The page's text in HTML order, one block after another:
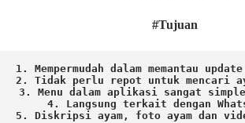
#Tujuan
1. Mempermudah dalam memantau
2. Tidak perlu repot untuk mencari
3. Menu dalam aplikasi sangat
4. Langsung terkait dengan
5. Diskripsi ayam, foto ayam dan